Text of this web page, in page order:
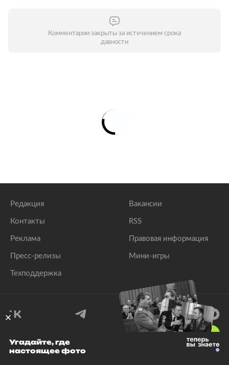
Комментарии закрыты за истечением срока
давности
Редакция
Контакты
Реклама
Пресс-релизы
Техподдержка
Вакансии
RSS
Правовая информация
Мини-игры
© 1999–2026 Все права защищены.
Угадайте, где
настоящее фото